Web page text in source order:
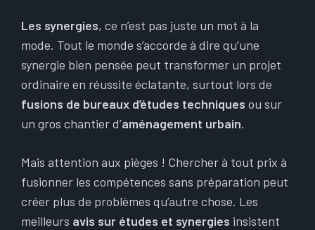
Les synergies, ce n’est pas juste un mot à la
mode. Tout le monde s’accorde à dire qu’une
synergie bien pensée peut transformer un projet
ordinaire en réussite éclatante, surtout lors de
fusions de bureaux d’études techniques ou sur
un gros chantier d’aménagement urbain.
Mais attention aux pièges ! Chercher à tout prix à
fusionner les compétences sans préparation peut
créer plus de problèmes qu’autre chose. Les
meilleurs avis sur études et synergies insistent